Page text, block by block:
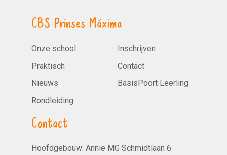
CBS Prinses Máxima
Onze school
Praktisch
Nieuws
Rondleiding
Inschrijven
Contact
BasisPoort Leerling
Contact
Hoofdgebouw: Annie MG Schmidtlaan 6